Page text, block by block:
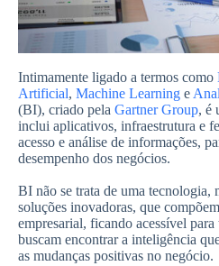
Intimamente ligado a termos como
Artificial, Machine Learning e
(BI), criado pela Gartner Group, é
inclui aplicativos, infraestrutura e
acesso e análise de informações,
desempenho dos negócios.
BI não se trata de uma tecnologia,
soluções inovadoras, que
empresarial, ficando acessível
buscam encontrar a inteligência
as mudanças positivas no negócio.